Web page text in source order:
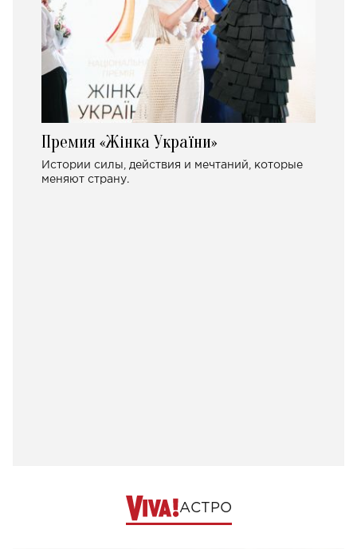
Премия «Жінка України»
Истории силы, действия и мечтаний, которые
меняют страну.
АСТРО